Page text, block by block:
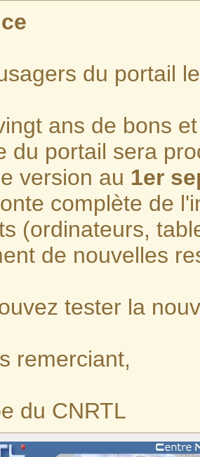
du portail
ans de bons
du portail sera
version au 1er
complète de
(ordinateurs,
de nouvelles
tester la
remerciant,
du CNRTL